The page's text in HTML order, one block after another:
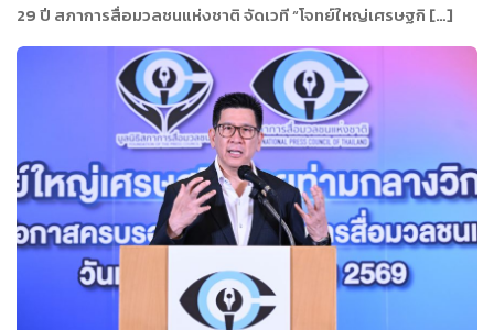
29 ปี สภาการสื่อมวลชนแห่งชาติ จัดเวที “โจทย์ใหญ่เศรษฐกิ […]